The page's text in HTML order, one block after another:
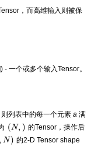
，而高维输入则被保
一个或多个输入Tensor。
列表中的每一个元素 a 满
(N,
的Tensor，操作后
N)
的2-D Tensor shape